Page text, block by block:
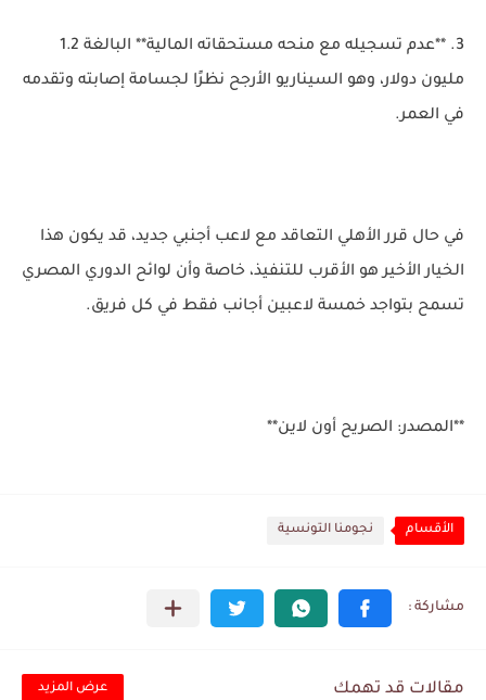
3. **عدم تسجيله مع منحه مستحقاته المالية** البالغة 1.2
مليون دولار، وهو السيناريو الأرجح نظرًا لجسامة إصابته وتقدمه
في العمر.
في حال قرر الأهلي التعاقد مع لاعب أجنبي جديد، قد يكون هذا
الخيار الأخير هو الأقرب للتنفيذ، خاصة وأن لوائح الدوري المصري
تسمح بتواجد خمسة لاعبين أجانب فقط في كل فريق.
**المصدر: الصريح أون لاين**
الأقسام نجومنا التونسية
مقالات قد تهمك عرض المزيد